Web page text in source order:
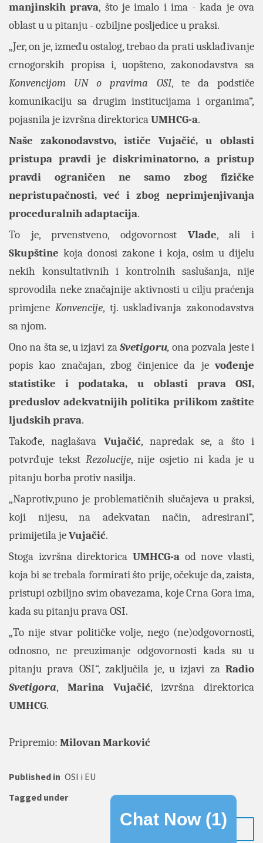
manjinskih prava, što je imalo i ima - kada je ova
oblast u u pitanju - ozbiljne posljedice u praksi.
„Jer, on je, između ostalog, trebao da prati usklađivanje
crnogorskih propisa i, uopšteno, zakonodavstva sa
Konvencijom UN o pravima OSI, te da podstiče
komunikaciju sa drugim institucijama i organima“,
pojasnila je izvršna direktoricaUMHCG-a.
Naše zakonodavstvo, ističe Vujačić, u oblasti
pristupa pravdi je diskriminatorno, a pristup
pravdi ograničen ne samo zbog fizičke
nepristupačnosti, već i zbog neprimjenjivanja
proceduralnih adaptacija.
To je, prvenstveno, odgovornost Vlade, ali i
Skupštine koja donosi zakone i koja, osim u dijelu
nekih konsultativnih i kontrolnih saslušanja, nije
sprovodila neke značajnije aktivnosti u cilju praćenja
primjene Konvencije, tj. usklađivanja zakonodavstva
sa njom.
Ono na šta se, u izjavi zaSvetigoru, ona pozvala jeste i
popis kao značajan, zbog činjenice da jevođenje
statistike i podataka, u oblasti prava OSI,
preduslov adekvatnijih politika prilikom zaštite
ljudskih prava.
Takođe, naglašava Vujačić, napredak se, a što i
potvrđuje tekst Rezolucije, nije osjetio ni kada je u
pitanju borba protiv nasilja.
„Naprotiv,puno je problematičnih slučajeva u praksi,
koji nijesu, na adekvatan način, adresirani“,
primijetila jeVujačić.
Stoga izvršna direktorica UMHCG-a od nove vlasti,
koja bi se trebala formirati što prije, očekuje da, zaista,
pristupi ozbiljno svim obavezama, koje Crna Gora ima,
kada su pitanju prava OSI.
„To nije stvar političke volje, nego (ne)odgovornosti,
odnosno, ne preuzimanje odgovornosti kada su u
pitanju prava OSI“, zaključila je, u izjavi za Radio
Svetigora, Marina Vujačić, izvršna direktorica
UMHCG.
Pripremio: Milovan Marković
Published in OSI i EU
Tagged under
OPŠIRNIJE..
Chat Now (1)